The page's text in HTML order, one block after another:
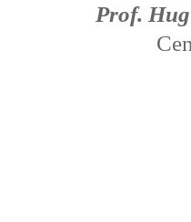
Prof.